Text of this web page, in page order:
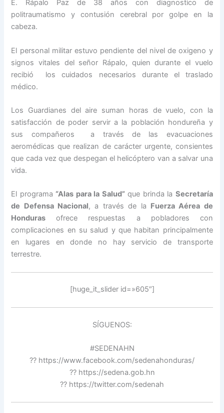
E. Rápalo Paz de 38 años con diagnostico de
politraumatismo y contusión cerebral por golpe en la
cabeza.
El personal militar estuvo pendiente del nivel de oxigeno y
signos vitales del señor Rápalo, quien durante el vuelo
recibió los cuidados necesarios durante el traslado
médico.
Los Guardianes del aire suman horas de vuelo, con la
satisfacción de poder servir a la población hondureña y
sus compañeros a través de las evacuaciones
aeromédicas que realizan de carácter urgente, consientes
que cada vez que despegan el helicóptero van a salvar una
vida.
El programa “Alas para la Salud”que brinda la Secretaría
de Defensa Nacional, a través de la Fuerza Aérea de
Honduras ofrece respuestas a pobladores con
complicaciones en su salud y que habitan principalmente
en lugares en donde no hay servicio de transporte
terrestre.
[huge_it_slider id=»605″]
SÍGUENOS:
#SEDENAHN
?? https://www.facebook.com/sedenahonduras/
?? https://sedena.gob.hn
?? https://twitter.com/sedenah